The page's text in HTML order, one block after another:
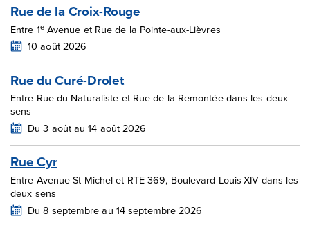
Rue de la Croix-Rouge
Entre 1eAvenue et Rue de la Pointe-aux-Lièvres
10 août 2026
Rue du Curé-Drolet
Entre Rue du Naturaliste et Rue de la Remontée dans les deux
sens
Du 3 août au 14 août 2026
Rue Cyr
Entre Avenue St-Michel et RTE-369, Boulevard Louis-XIV dans les
deux sens
Du 8 septembre au 14 septembre 2026